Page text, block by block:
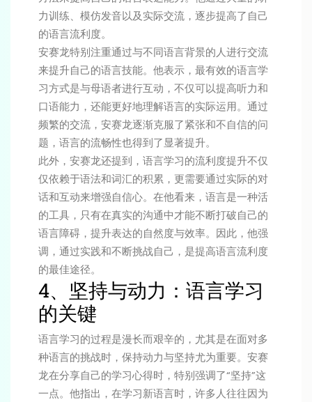
力训练、模仿发音以及实际交流，逐步提高了自己
的语言流利度。
安赛龙特别注重通过与不同语言背景的人进行交流
来提升自己的语言技能。他表示，最有效的语言学
习方式是与母语者进行互动，不仅可以提高听力和
口语能力，还能更好地理解语言的实际运用。通过
频繁的交流，安赛龙逐渐克服了紧张和不自信的问
题，语言的流畅性也得到了显著提升。
此外，安赛龙还提到，语言学习的流利度提升不仅
仅依赖于语法和词汇的积累，更需要通过实际的对
话和互动来增强自信心。在他看来，语言是一种活
的工具，只有在真实的沟通中才能不断打破自己的
语言障碍，提升表达的自然度与效率。因此，他强
调，通过实践和不断挑战自己，是提高语言流利度
的最佳途径。
4、坚持与动力：语言学习
的关键
语言学习的过程是漫长而艰辛的，尤其是在面对多
种语言的挑战时，保持动力与坚持尤为重要。安赛
龙在分享自己的学习心得时，特别强调了“坚持”这
一点。他指出，在学习新语言时，许多人往往因为